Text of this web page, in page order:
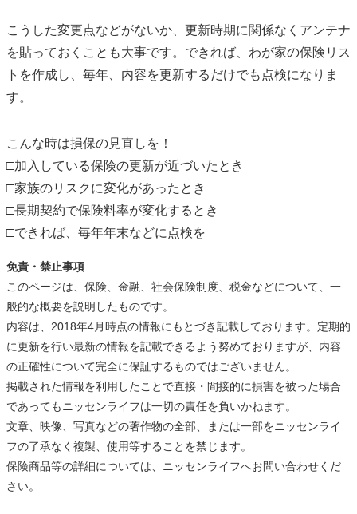
こうした変更点などがないか、更新時期に関係なくアンテナ
を貼っておくことも大事です。できれば、わが家の保険リス
トを作成し、毎年、内容を更新するだけでも点検になりま
す。
こんな時は損保の見直しを！
□加入している保険の更新が近づいたとき
□家族のリスクに変化があったとき
□長期契約で保険料率が変化するとき
□できれば、毎年年末などに点検を
免責・禁止事項
このページは、保険、金融、社会保険制度、税金などについて、一
般的な概要を説明したものです。
内容は、2018年4月時点の情報にもとづき記載しております。定期的
に更新を行い最新の情報を記載できるよう努めておりますが、内容
の正確性について完全に保証するものではございません。
掲載された情報を利用したことで直接・間接的に損害を被った場合
であってもニッセンライフは一切の責任を負いかねます。
文章、映像、写真などの著作物の全部、または一部をニッセンライ
フの了承なく複製、使用等することを禁じます。
保険商品等の詳細については、ニッセンライフへお問い合わせくだ
さい。